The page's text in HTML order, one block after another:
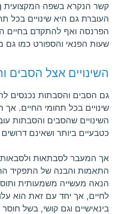
העוברת גם היא שינויים בכל
הפרנסה ואף להתקדם בחיים
שעות הפנאי והספורט כמו גם
השינויים אצל הסבים
גם הסבים והסבתות נכנסים
שינויים בכל תחומי החיים.
השינויים שהסבים והסבתות
כטבעיים ביותר ושאינם
אך המעבר לסבתאות ולסבאות
התאמות והבנה של התפקיד
הנאה מעשייה משמעותית
לחיים, אך יחד עם זאת הוא
בינאישיים וגם קושי, בשל